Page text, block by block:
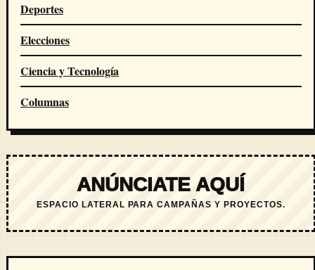
Deportes
Elecciones
Ciencia y Tecnología
Columnas
ANÚNCIATE AQUÍ
ESPACIO LATERAL PARA CAMPAÑAS Y PROYECTOS.